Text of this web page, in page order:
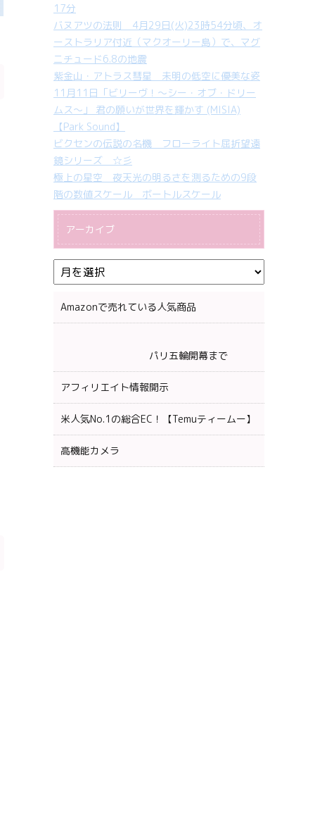
17分
バヌアツの法則 4月29日(火)23時54分頃、オ
ーストラリア付近（マクオーリー島）で、マグ
ニチュード6.8の地震
紫金山・アトラス彗星 未明の低空に優美な姿
11月11日「ビリーヴ！～シー・オブ・ドリー
ムス～」 君の願いが世界を輝かす (MISIA)
【Park Sound】
ビクセンの伝説の名機 フローライト屈折望遠
鏡シリーズ ☆彡
極上の星空 夜天光の明るさを測るための9段
階の数値スケール ボートルスケール
アーカイブ
Amazonで売れている人気商品
パリ五輪開幕まで
アフィリエイト情報開示
米人気No.1の総合EC！【Temuティームー】
高機能カメラ